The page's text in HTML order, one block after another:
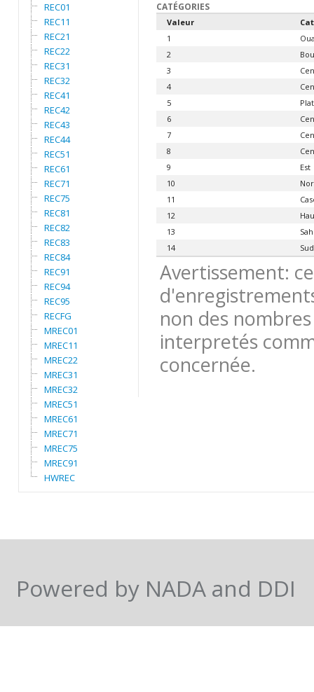
REC01
REC11
REC21
REC22
REC31
REC32
REC41
REC42
REC43
REC44
REC51
REC61
REC71
REC75
REC81
REC82
REC83
REC84
REC91
REC94
REC95
RECFG
MREC01
MREC11
MREC22
MREC31
MREC32
MREC51
MREC61
MREC71
MREC75
MREC91
HWREC
CATÉGORIES
Valeur
1
2
3
4
5
6
7
8
9
Est
10
11
12
13
14
Avertissement:
non des
interpretés
concernée.
Powered by NADA and DDI